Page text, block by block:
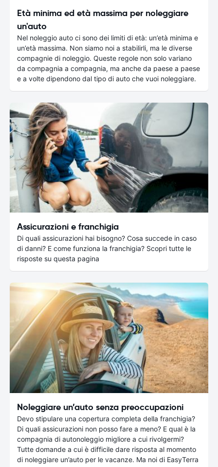
Età minima ed età massima per noleggiare
un'auto
Nel noleggio auto ci sono dei limiti di età: un’età minima e
un’età massima. Non siamo noi a stabilirli, ma le diverse
compagnie di noleggio. Queste regole non solo variano
da compagnia a compagnia, ma anche da paese a paese
e a volte dipendono dal tipo di auto che vuoi noleggiare.
Assicurazioni e franchigia
Di quali assicurazioni hai bisogno? Cosa succede in caso
di danni? E come funziona la franchigia? Scopri tutte le
risposte su questa pagina
Noleggiare un’auto senza preoccupazioni
Devo stipulare una copertura completa della franchigia?
Di quali assicurazioni non posso fare a meno? E qual è la
compagnia di autonoleggio migliore a cui rivolgermi?
Tutte domande a cui è difficile dare risposta al momento
di noleggiare un’auto per le vacanze. Ma noi di EasyTerra